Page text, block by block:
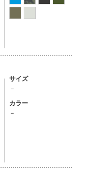
サイズ
－
カラー
－